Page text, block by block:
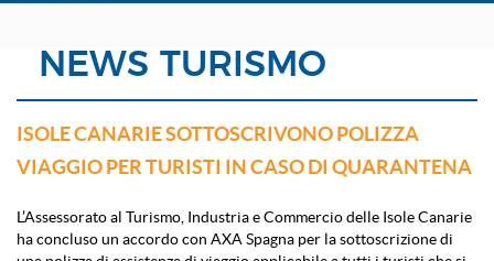
NEWS TURISMO
ISOLE CANARIE SOTTOSCRIVONO POLIZZA
VIAGGIO PER TURISTI IN CASO DI QUARANTENA
L’Assessorato al Turismo, Industria e Commercio delle Isole Canarie
ha concluso un accordo con AXA Spagna per la sottoscrizione di